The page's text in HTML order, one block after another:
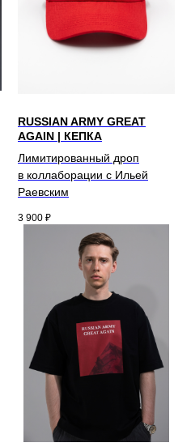
RUSSIAN ARMY GREAT
AGAIN | КЕПКА
Лимитированный дроп
в коллаборации с Ильей
Раевским
3 900 ₽